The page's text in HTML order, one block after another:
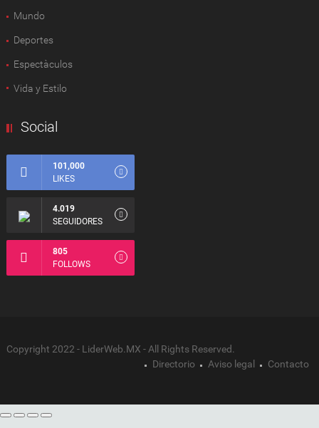
Mundo
Deportes
Espectàculos
Vida y Estilo
Social
101,000
LIKES
4.019
SEGUIDORES
805
FOLLOWS
Copyright 2022 - LiderWeb.MX - All Rights Reserved.
Directorio
Aviso legal Contacto